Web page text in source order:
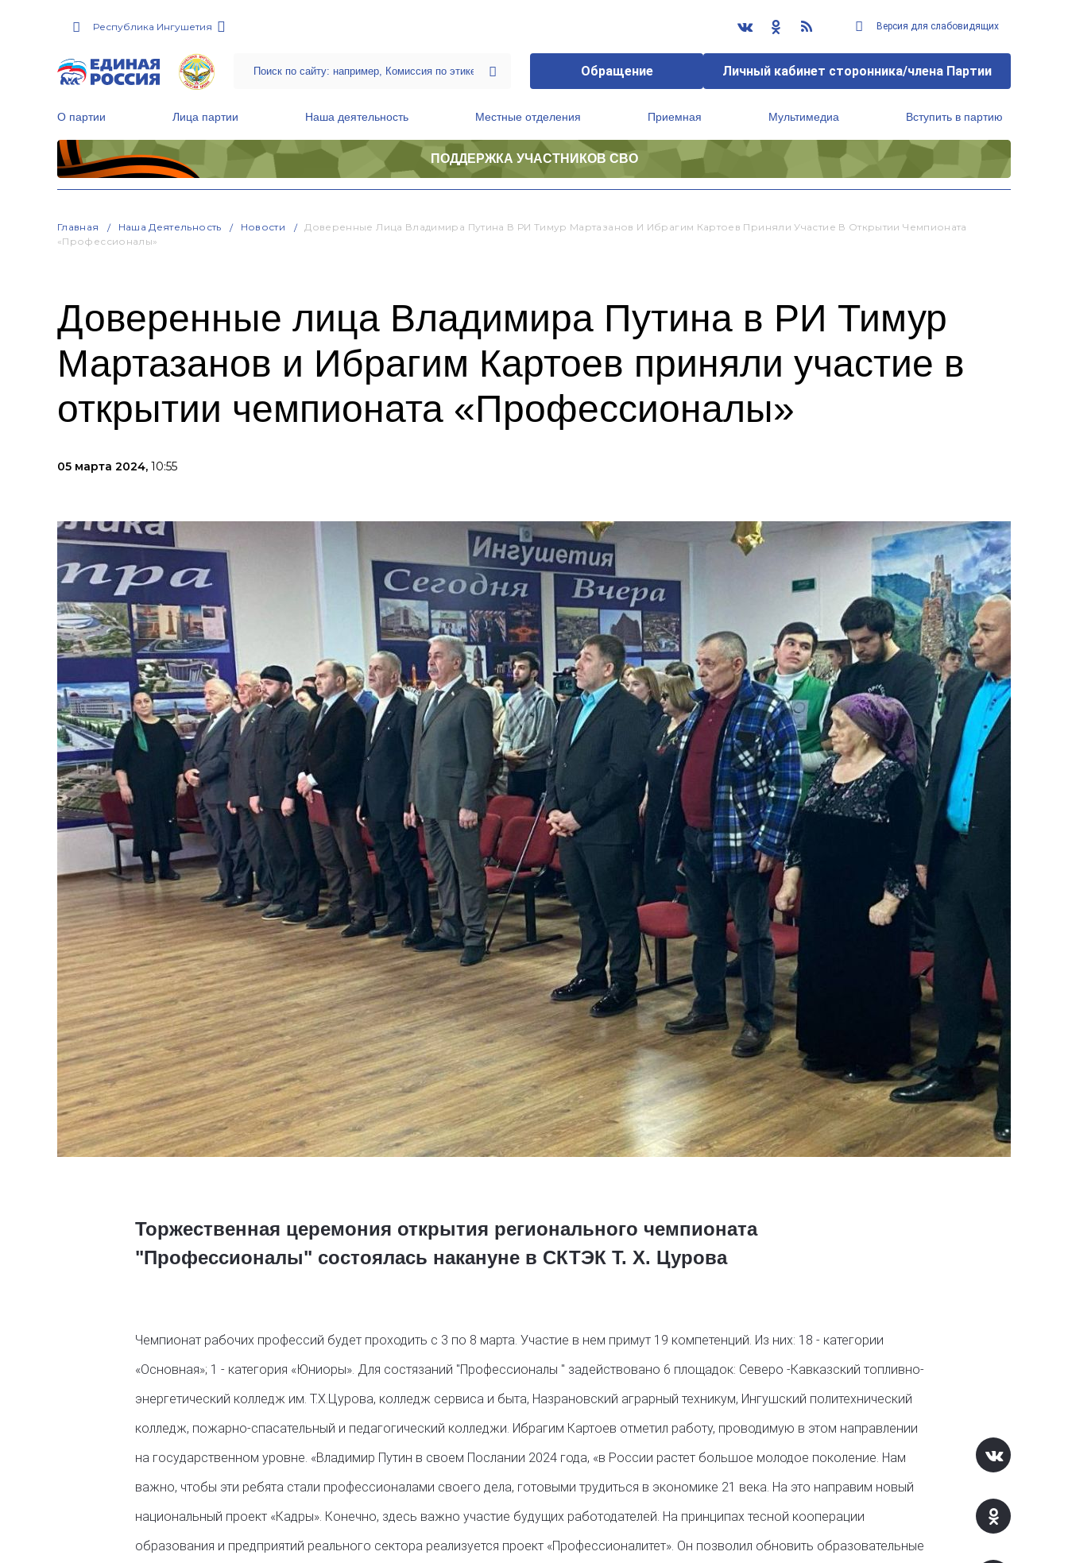
Республика Ингушетия Версия для слабовидящих
Обращение Личный кабинет сторонника/члена Партии
О партии Лица партии Наша деятельность Местные отделения Приемная Мультимедиа Вступить в партию
ПОДДЕРЖКА УЧАСТНИКОВ СВО
Главная Наша Деятельность Новости
Доверенные Лица Владимира Путина В РИ Тимур Мартазанов И Ибрагим Картоев Приняли Участие В Открытии Чемпионата
«Профессионалы»
Доверенные лица Владимира Путина в РИ Тимур
Мартазанов и Ибрагим Картоев приняли участие в
открытии чемпионата «Профессионалы»
05 марта 2024, 10:55
Торжественная церемония открытия регионального чемпионата
"Профессионалы" состоялась накануне в СКТЭК Т. Х. Цурова
Чемпионат рабочих профессий будет проходить с 3 по 8 марта. Участие в нем примут 19 компетенций. Из них: 18 - категории
«Основная»; 1 - категория «Юниоры». Для состязаний "Профессионалы " задействовано 6 площадок: Северо -Кавказский топливно-
энергетический колледж им. Т.Х.Цурова, колледж сервиса и быта, Назрановский аграрный техникум, Ингушский политехнический
колледж, пожарно-спасательный и педагогический колледжи. Ибрагим Картоев отметил работу, проводимую в этом направлении
на государственном уровне. «Владимир Путин в своем Послании 2024 года, «в России растет большое молодое поколение. Нам
важно, чтобы эти ребята стали профессионалами своего дела, готовыми трудиться в экономике 21 века. На это направим новый
национальный проект «Кадры». Конечно, здесь важно участие будущих работодателей. На принципах тесной кооперации
образования и предприятий реального сектора реализуется проект «Профессионалитет». Он позволил обновить образовательные